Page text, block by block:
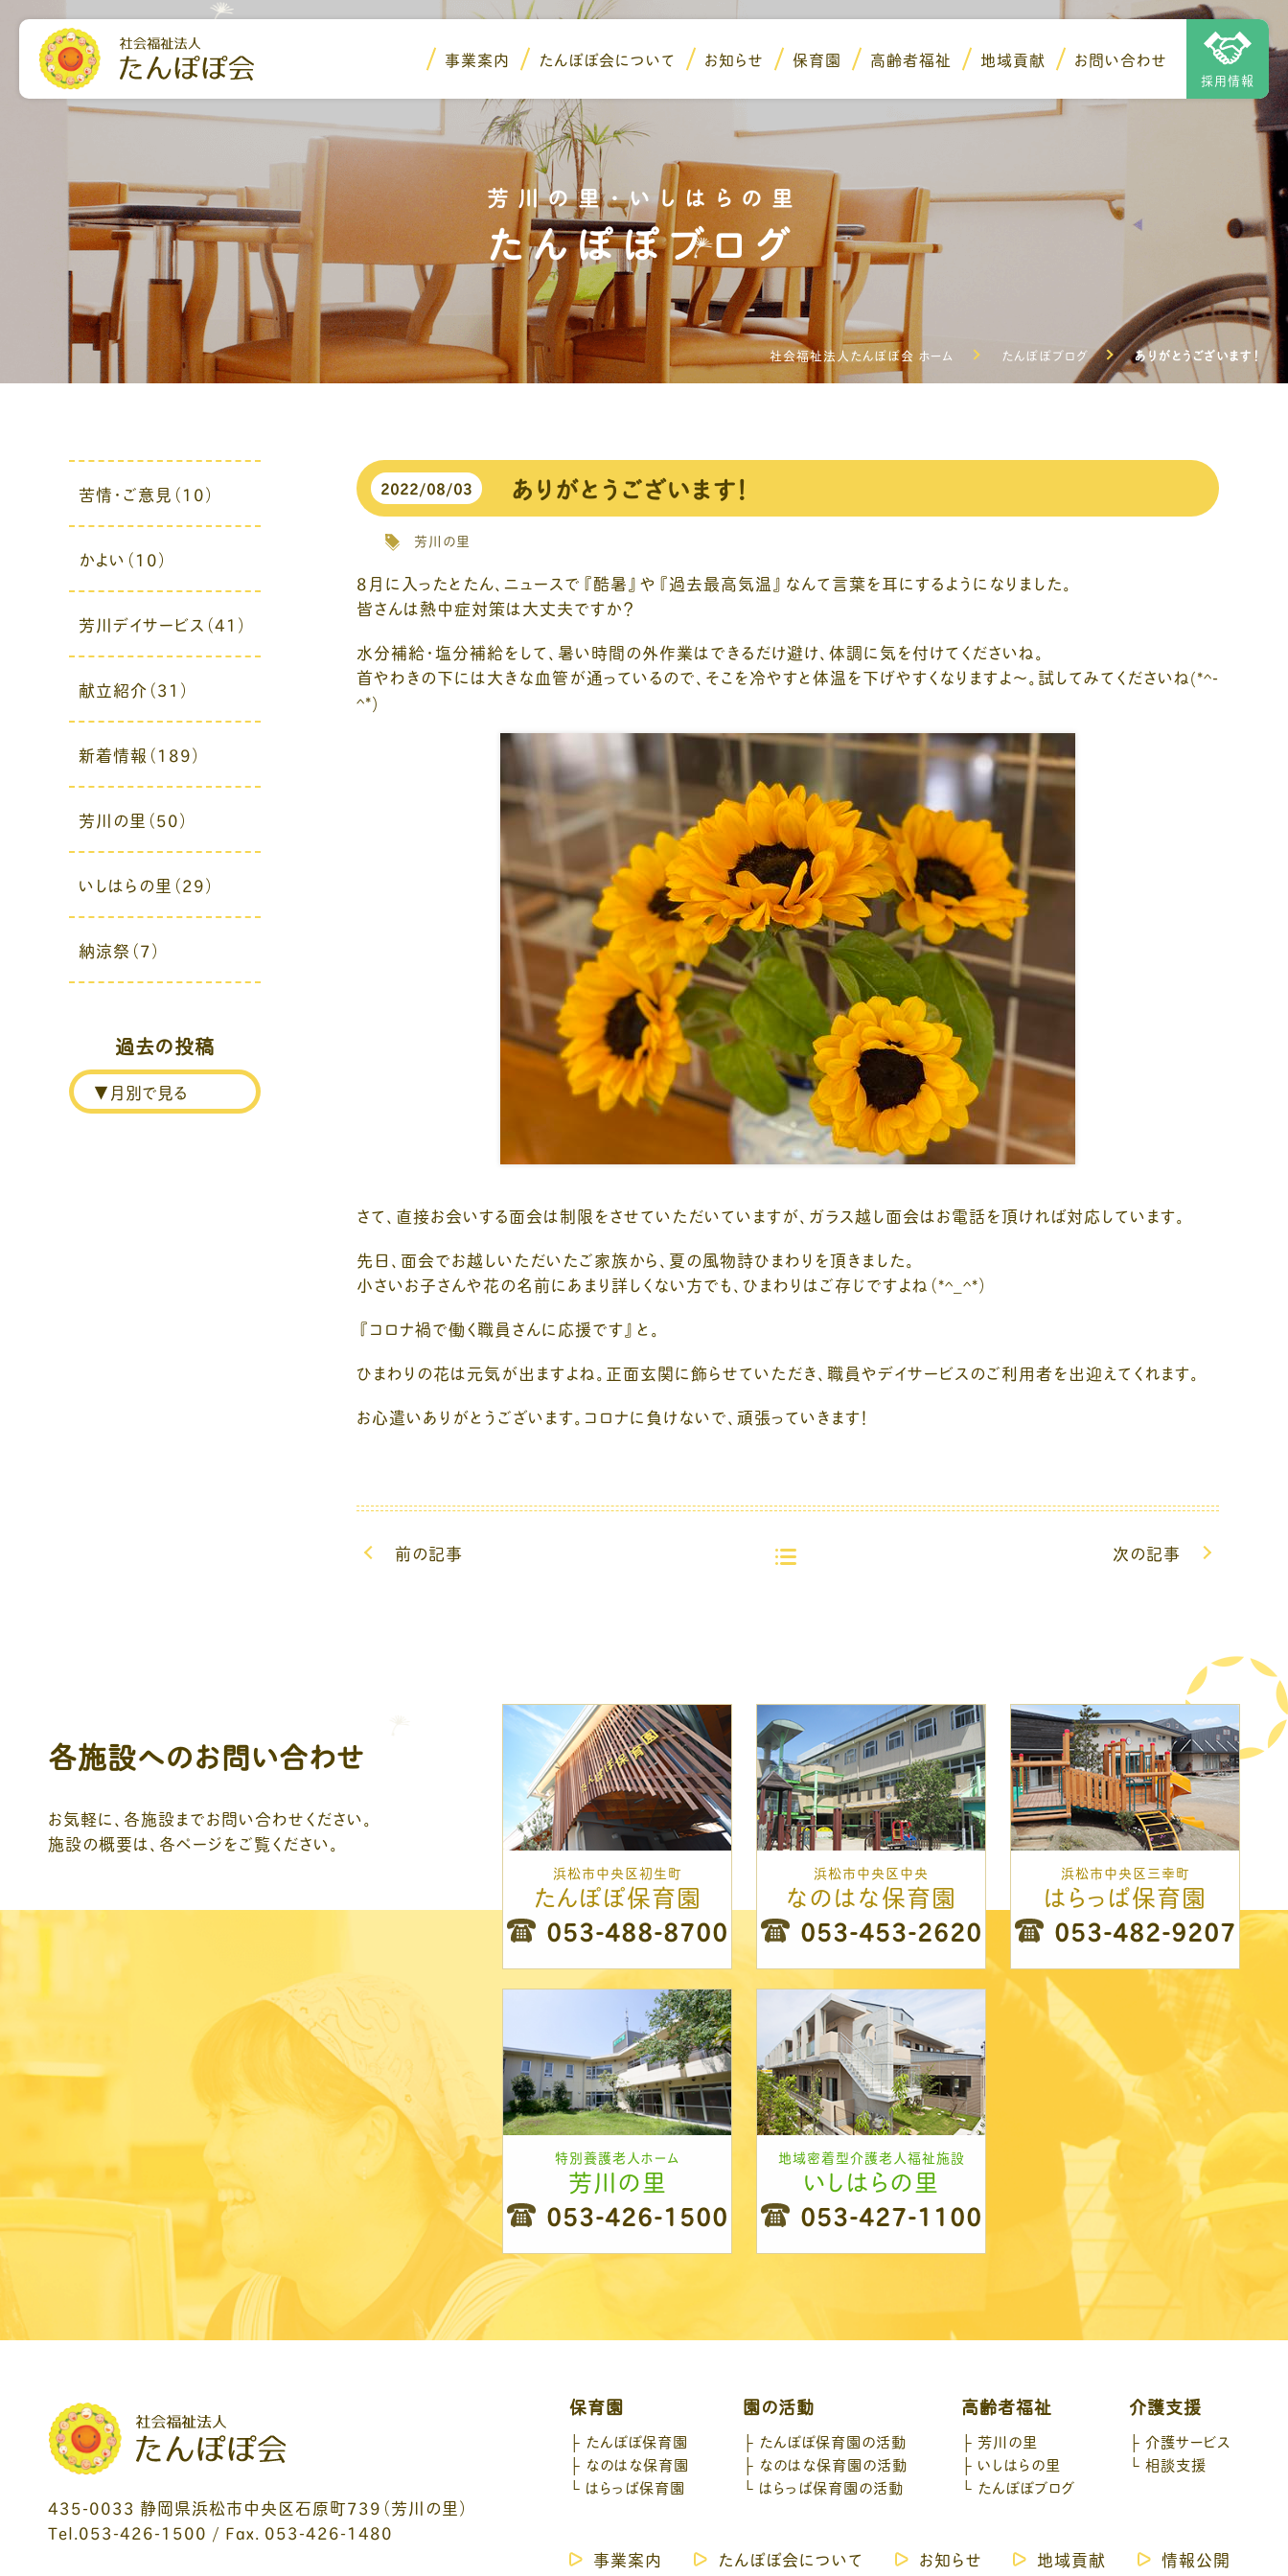
事業案内 たんぽぽ会について お知らせ 保育園 高齢者福祉 地域貢献 お問い合わせ
採用情報
芳川の里・いしはらの里
たんぽぽブログ
社会福祉法人たんぽぽ会 ホーム たんぽぽブログ ありがとうございます！
2022/08/03 ありがとうございます！
芳川の里
8月に入ったとたん、ニュースで『酷暑』や『過去最高気温』なんて言葉を耳にするようになりました。
皆さんは熱中症対策は大丈夫ですか？
水分補給・塩分補給をして、暑い時間の外作業はできるだけ避け、体調に気を付けてくださいね。
首やわきの下には大きな血管が通っているので、そこを冷やすと体温を下げやすくなりますよ～。試してみてくださいね(*^-
^*)
さて、直接お会いする面会は制限をさせていただいていますが、ガラス越し面会はお電話を頂ければ対応しています。
先日、面会でお越しいただいたご家族から、夏の風物詩ひまわりを頂きました。
小さいお子さんや花の名前にあまり詳しくない方でも、ひまわりはご存じですよね（*^_^*）
『コロナ禍で働く職員さんに応援です』と。
ひまわりの花は元気が出ますよね。正面玄関に飾らせていただき、職員やデイサービスのご利用者を出迎えてくれます。
お心遣いありがとうございます。コロナに負けないで、頑張っていきます！
前の記事 次の記事
苦情・ご意見（10）
かよい（10）
芳川デイサービス（41）
献立紹介（31）
新着情報（189）
芳川の里（50）
いしはらの里（29）
納涼祭（7）
過去の投稿
各施設へのお問い合わせ
お気軽に、各施設までお問い合わせください。
施設の概要は、各ページをご覧ください。
浜松市中央区初生町
たんぽぽ保育園
053-488-8700
浜松市中央区中央
なのはな保育園
053-453-2620
浜松市中央区三幸町
はらっぱ保育園
053-482-9207
特別養護老人ホーム
芳川の里
053-426-1500
地域密着型介護老人福祉施設
いしはらの里
053-427-1100
保育園
たんぽぽ保育園
なのはな保育園
はらっぱ保育園
園の活動
たんぽぽ保育園の活動
なのはな保育園の活動
はらっぱ保育園の活動
高齢者福祉
芳川の里
いしはらの里
たんぽぽブログ
介護支援
介護サービス
相談支援
事業案内 たんぽぽ会について お知らせ 地域貢献 情報公開
435-0033 静岡県浜松市中央区石原町739（芳川の里）
Tel.053-426-1500 / Fax. 053-426-1480